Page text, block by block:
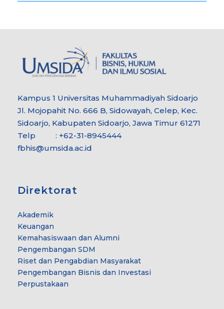
Kampus 1 Universitas Muhammadiyah Sidoarjo
Jl. Mojopahit No. 666 B, Sidowayah, Celep, Kec.
Sidoarjo, Kabupaten Sidoarjo, Jawa Timur 61271
Telp : +62-31-8945444
fbhis@umsida.ac.id
Direktorat
Akademik
Keuangan
Kemahasiswaan dan Alumni
Pengembangan SDM
Riset dan Pengabdian Masyarakat
Pengembangan Bisnis dan Investasi
Perpustakaan